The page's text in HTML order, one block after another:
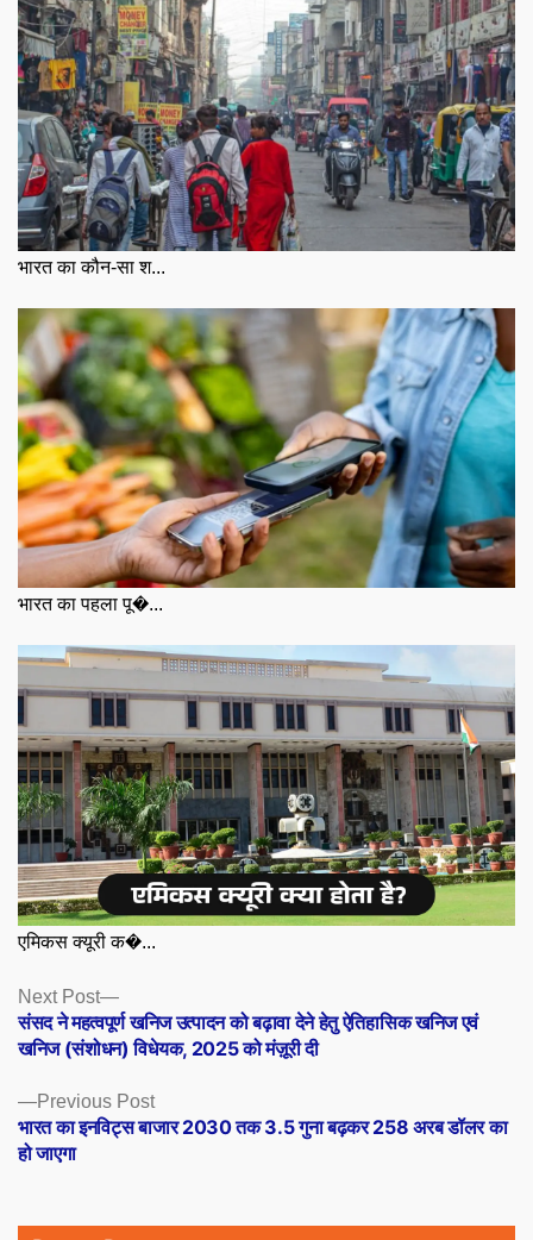
भारत का कौन-सा श...
भारत का पहला पू�...
एमिकस क्यूरी क�...
Posts
navigation
Previous PostPrevious
post:
भारत का इनविट्स बाजार 2030 तक 3.5 गुना बढ़कर 258 अरब डॉलर का
हो जाएगा
Next Post
Next
post:
संसद ने महत्वपूर्ण खनिज उत्पादन को बढ़ावा देने हेतु ऐतिहासिक खनिज एवं
खनिज (संशोधन) विधेयक, 2025 को मंज़ूरी दी